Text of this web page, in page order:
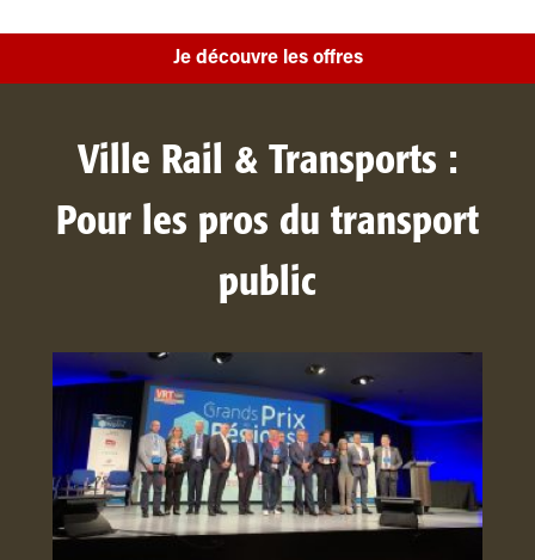
Je découvre les offres
Ville Rail & Transports :
Pour les pros du transport
public